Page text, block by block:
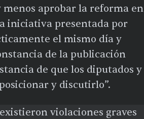
aprobar la reforma en
iniciativa presentada por
el mismo día y
de la publicación
de que los diputados y
y discutirlo”.
violaciones graves